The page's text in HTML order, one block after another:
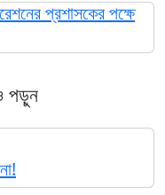
প্রশাসকের পক্ষে
পড়ুন